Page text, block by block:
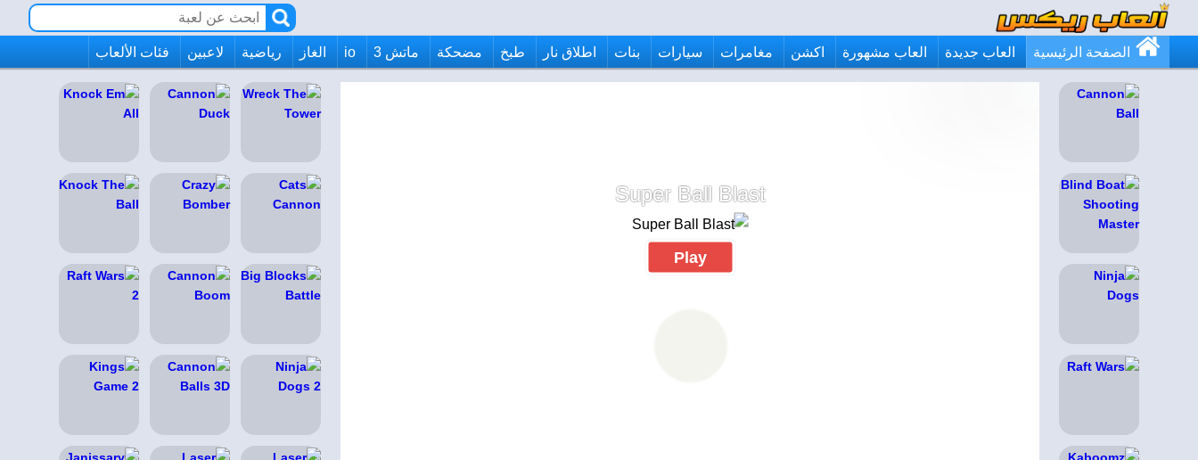
الصفحة الرئيسية العاب جديدة العاب مشهورة اكشن مغامرات سيارات بنات اطلاق نار طبخ مضحكة ماتش 3 io الغاز رياضية لاعبين فئات الألعاب
Super Ball Blast
Play